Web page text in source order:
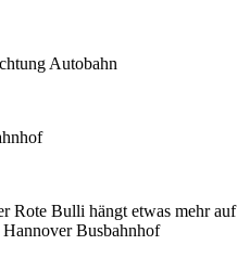
Autobahn
Rote Bulli hängt etwas mehr auf
Busbahnhof